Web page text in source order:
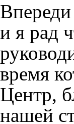
и я рад
время
Центр,
нашей